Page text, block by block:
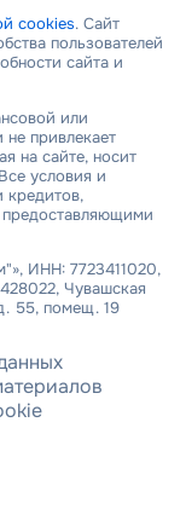
cookies. Сайт
пользователей
сайта и
или
привлекает
на сайте, носит
условия и
кредитов,
ИНН: 7723411020,
Чувашская
55, помещ. 19